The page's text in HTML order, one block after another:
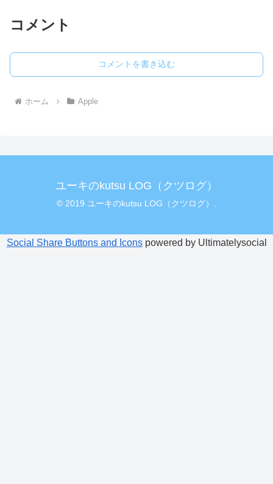
コメント
コメントを書き込む
ホーム Apple
ユーキのkutsu LOG（クツログ）
© 2019 ユーキのkutsu LOG（クツログ）.
Social Share Buttons and Iconspowered by Ultimatelysocial